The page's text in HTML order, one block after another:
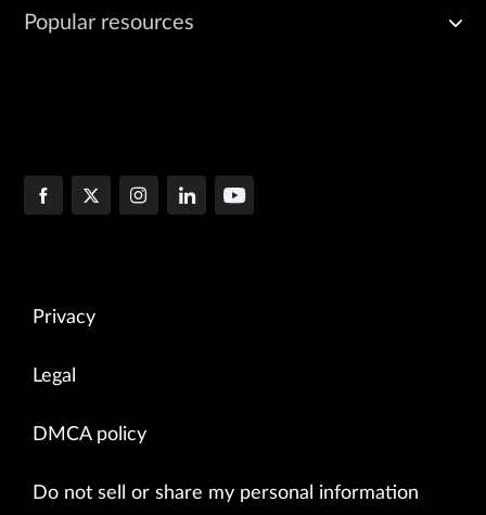
Popular resources
Privacy
Legal
DMCA policy
Do not sell or share my personal information